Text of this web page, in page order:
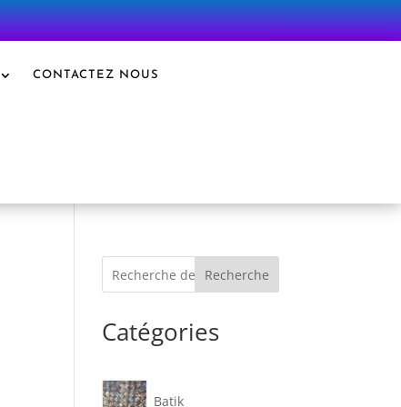
CONTACTEZ NOUS
Recherche
Catégories
Batik